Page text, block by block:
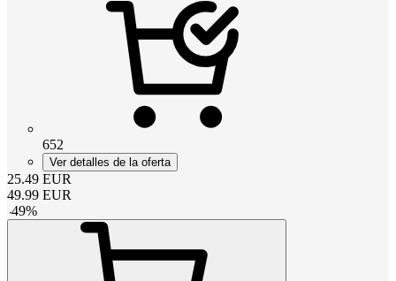
652
Ver detalles de la oferta
25.49 EUR
49.99 EUR
-49%